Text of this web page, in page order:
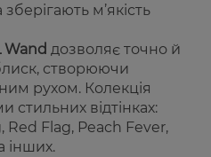
зберігають м’якість
Wand дозволяє точно й
створюючи
рухом. Колекція
стильних відтінках:
Red Flag, Peach Fever,
інших.